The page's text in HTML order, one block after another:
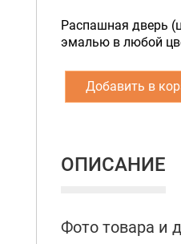
Распашная дверь
эмалью в любой
Добавить в
ОПИСАНИЕ
Фото товара и